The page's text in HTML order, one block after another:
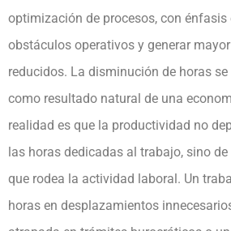
optimización de procesos, con énfasis
obstáculos operativos y generar
reducidos. La disminución de horas
como resultado natural de una
realidad es que la productividad no
las horas dedicadas al trabajo, sino
que rodea la actividad laboral. Un
horas en desplazamientos